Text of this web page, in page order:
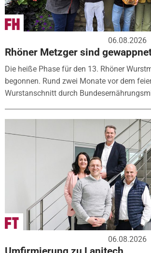
06.08.2026
Rhöner Metzger sind
Die heiße Phase für den 13. Rhöner
begonnen. Rund zwei Monate vor dem
Wurstanschnitt durch
06.08.2026